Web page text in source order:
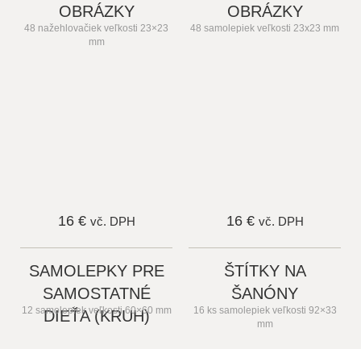
OBRÁZKY
48 nažehlovačiek veľkosti 23×23
mm
16 € vč. DPH
OBRÁZKY
48 samolepiek veľkosti 23x23 mm
16 € vč. DPH
SAMOLEPKY PRE
SAMOSTATNÉ
DIEŤA (KRUH)
12 samolepiek veľkosti 60×60 mm
ŠTÍTKY NA
ŠANÓNY
16 ks samolepiek veľkosti 92×33
mm